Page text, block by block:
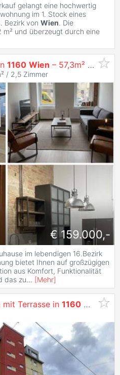
gelangt eine hochwertig
im 1. Stock eines
Bezirk von Wien. Die
und überzeugt durch eine
1160 Wien – 57,3m² für nur €159.000,-!
/ 2,5 Zimmer
€ 159.000,-
im lebendigen 16.Bezirk
bietet Ihnen auf großzügigen
aus Komfort, Funktionalität
das zu... [Mehr]
mit Terrasse in 1160 Wien–